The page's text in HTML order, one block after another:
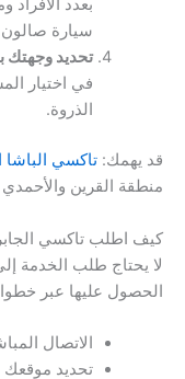
بعدد
سيارة
تحديد وجهتك
في اختيار
الذروة.
قد يهمك: تاكسي الباشا
منطقة القرين والأحمدي
كيف اطلب تاكسي
لا يحتاج طلب الخدمة
الحصول عليها عبر
الاتصال
تحديد موقعك